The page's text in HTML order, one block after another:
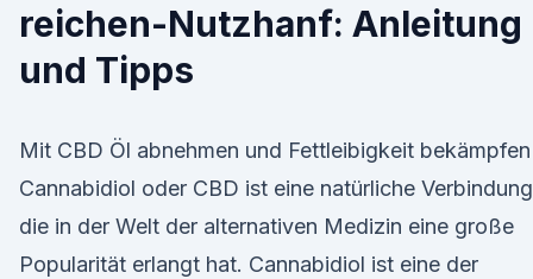
reichen-Nutzhanf: Anleitung
und Tipps
Mit CBD Öl abnehmen und Fettleibigkeit
Cannabidiol oder CBD ist eine natürliche
die in der Welt der alternativen Medizin eine große
Popularität erlangt hat. Cannabidiol ist eine der